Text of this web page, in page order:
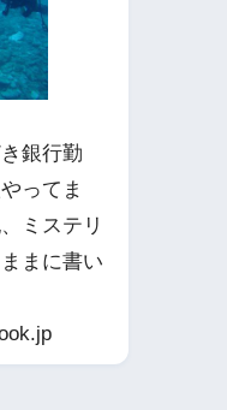
銀行勤
ってま
ミステリ
まに書い